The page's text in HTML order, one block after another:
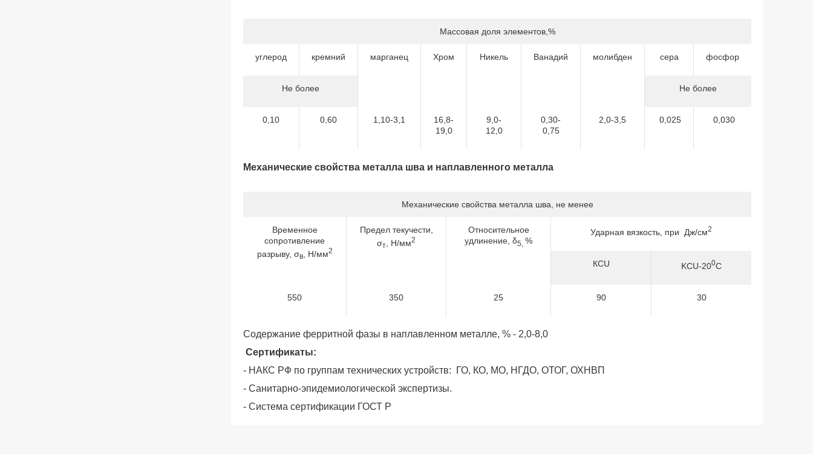
Массовая доля элементов,%
углерод кремний марганец Хром Никель Ванадий молибден сера фосфор
Не более Не более
0,10 0,60 1,10-3,1
16,8-
19,0
9,0-
12,0
0,30-
0,75
2,0-3,5 0,025 0,030
Механические свойства металла шва и наплавленного металла
Механические свойства металла шва, не менее
Временное
сопротивление
разрыву, σв, Н/мм2
Предел текучести,
σт , Н/мм2
Относительное
удлинение, δ5, %
Ударная вязкость, при Дж/см2
КСU KCU-200С
550 350 25 90 30
Содержание ферритной фазы в наплавленном металле, % - 2,0-8,0
Сертификаты:
- НАКС РФ по группам технических устройств: ГО, КО, МО, НГДО, ОТОГ, ОХНВП
- Санитарно-эпидемиологической экспертизы.
- Система сертификации ГОСТ Р